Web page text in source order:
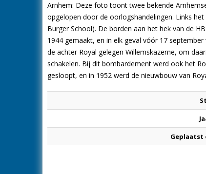
Arnhem: Deze foto toont twee bekende
opgelopen door de oorlogshandelingen. Links
Burger School). De borden aan het hek van de
1944 gemaakt, en in elk geval vóór 17
de achter Royal gelegen Willemskazerne, om
schakelen. Bij dit bombardement werd ook het
gesloopt, en in 1952 werd de nieuwbouw van
Geplaatst